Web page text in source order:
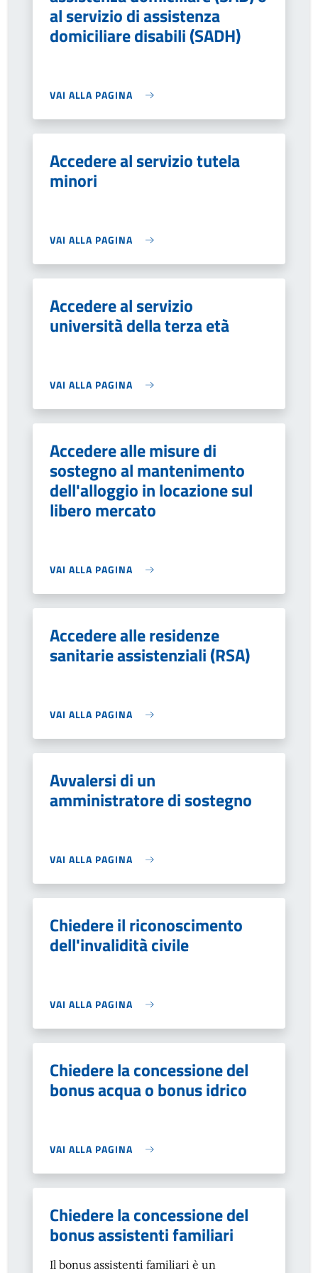
al servizio di assistenza
domiciliare disabili (SADH)
VAI ALLA PAGINA
Accedere al servizio tutela
minori
VAI ALLA PAGINA
Accedere al servizio
università della terza età
VAI ALLA PAGINA
Accedere alle misure di
sostegno al mantenimento
dell'alloggio in locazione sul
libero mercato
VAI ALLA PAGINA
Accedere alle residenze
sanitarie assistenziali (RSA)
VAI ALLA PAGINA
Avvalersi di un
amministratore di sostegno
VAI ALLA PAGINA
Chiedere il riconoscimento
dell'invalidità civile
VAI ALLA PAGINA
Chiedere la concessione del
bonus acqua o bonus idrico
VAI ALLA PAGINA
Chiedere la concessione del
bonus assistenti familiari
Il bonus assistenti familiari è un